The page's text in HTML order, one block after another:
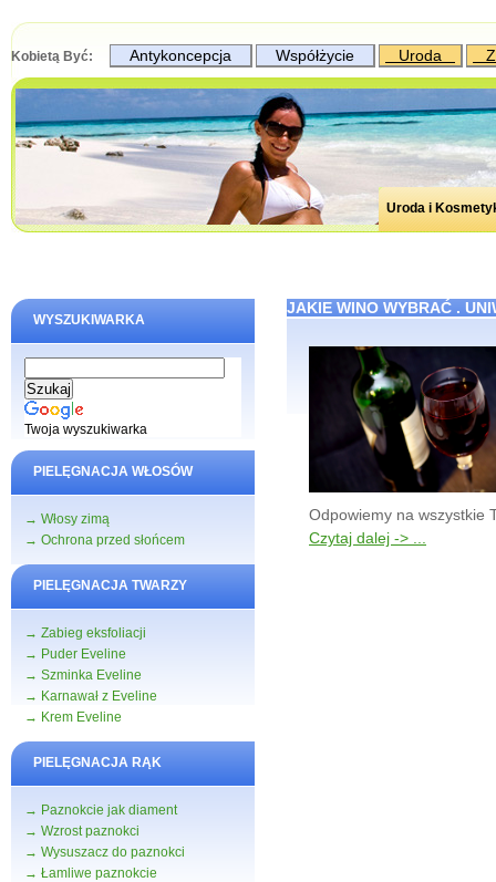
Kobietą Być: Antykoncepcja Współżycie Uroda
Uroda i
WYSZUKIWARKA
Twoja wyszukiwarka
PIELĘGNACJA WŁOSÓW
→ Włosy zimą
→ Ochrona przed słońcem
PIELĘGNACJA TWARZY
→ Zabieg eksfoliacji
→ Puder Eveline
→ Szminka Eveline
→ Karnawał z Eveline
→ Krem Eveline
PIELĘGNACJA RĄK
→ Paznokcie jak diament
→ Wzrost paznokci
→ Wysuszacz do paznokci
→ Łamliwe paznokcie
JAKIE WINO WYBRAĆ .
Odpowiemy na wszystkie
Czytaj dalej -> ...